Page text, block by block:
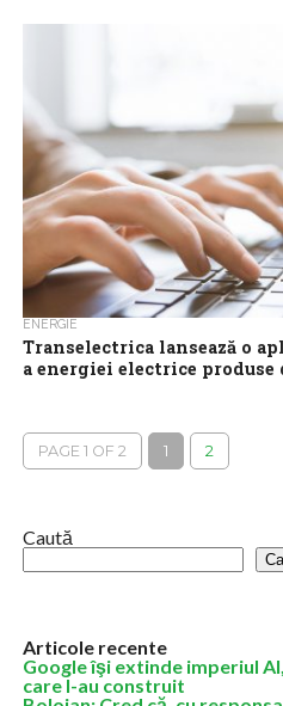
ENERGIE
Transelectrica lansează o
a energiei electrice produse
energiei electrice produse de...
PAGE 1 OF 2 1 2
Caută
Articole recente
Google îşi extinde imperiul
care l-au construit